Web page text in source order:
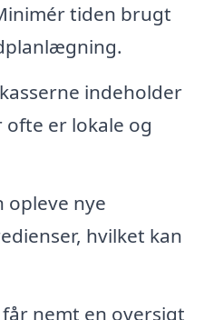
tiden brugt
indeholder
er lokale og
opleve nye
hvilket kan
får nemt en oversigt